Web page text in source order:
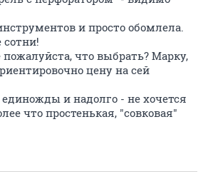
и просто обомлела.
что выбрать? Марку,
цену на сей
и надолго - не хочется
что простенькая, "совковая"